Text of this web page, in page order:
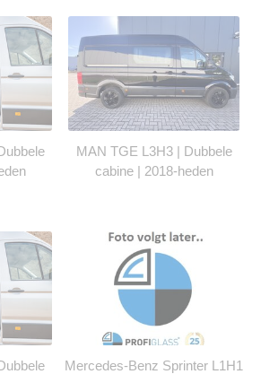
MAN TGE L3H3 | Dubbele
cabine | 2018-heden
Mercedes-Benz Sprinter L1H1